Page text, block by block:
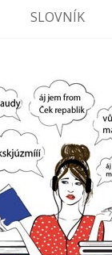
SLOVNÍK